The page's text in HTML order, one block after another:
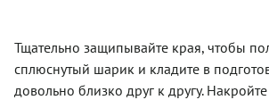
Тщательно защипывайте края, чтобы
сплюснутый шарик и кладите в
довольно близко друг к другу.